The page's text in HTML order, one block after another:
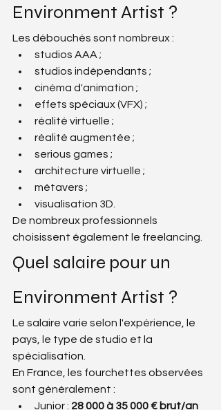
Environment Artist ?
Les débouchés sont nombreux :
studios AAA ;
studios indépendants ;
cinéma d'animation ;
effets spéciaux (VFX) ;
réalité virtuelle ;
réalité augmentée ;
serious games ;
architecture virtuelle ;
métavers ;
visualisation 3D.
De nombreux professionnels
choisissent également le freelancing.
Quel salaire pour un
Environment Artist ?
Le salaire varie selon l'expérience, le
pays, le type de studio et la
spécialisation.
En France, les fourchettes observées
sont généralement :
Junior : 28 000 à 35 000 € brut/an